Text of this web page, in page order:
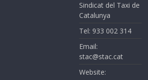
Sindicat del Taxi de
Catalunya
Tel: 933 002 314
Email:
stac@stac.cat
Website: